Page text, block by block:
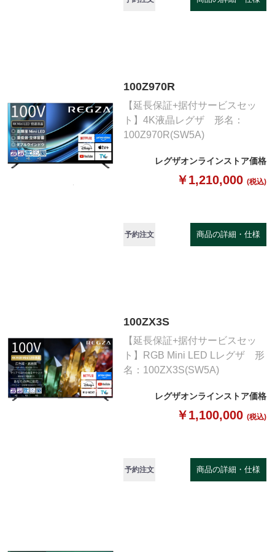
100Z970R
【延長保証+据付サービスセッ
ト】4K液晶レグザ 形名：
100Z970R(SW5A)
レグザオンラインストア価格
￥1,210,000 (税込)
予約注文 商品の詳細・仕様
100ZX3S
【延長保証+据付サービスセッ
ト】RGB Mini LED Lレグザ 形
名：100ZX3S(SW5A)
レグザオンラインストア価格
￥1,100,000 (税込)
予約注文 商品の詳細・仕様